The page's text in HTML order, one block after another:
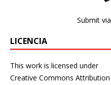
Submit
LICENCIA
This work is licensed under
Creative Commons